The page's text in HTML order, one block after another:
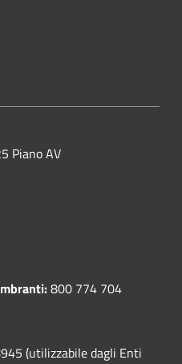
Piano AV
800 774 704
(utilizzabile dagli Enti